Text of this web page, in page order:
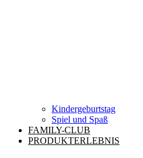
Kindergeburtstag
Spiel und Spaß
FAMILY-CLUB
PRODUKTERLEBNIS